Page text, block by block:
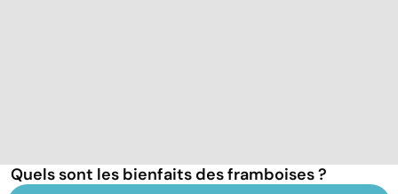
Quels sont les bienfaits des framboises ?